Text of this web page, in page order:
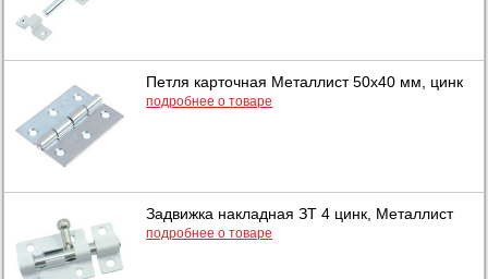
Петля карточная Металлист 50х40 мм, цинк
подробнее о товаре
Задвижка накладная ЗТ 4 цинк, Металлист
подробнее о товаре